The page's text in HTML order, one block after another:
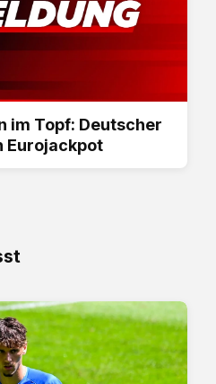
im Topf: Deutscher
Eurojackpot